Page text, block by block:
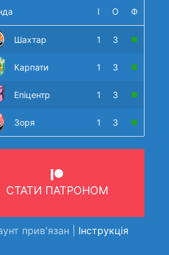
І О Ф
Шахтар 1 3
Карпати 1 3
Епіцентр 1 3
Зоря 1 3
СТАТИ ПАТРОНОМ
прив'язан | Інструкція